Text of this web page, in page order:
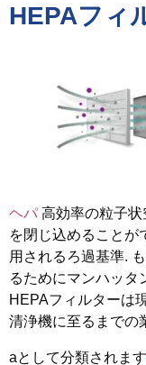
HEPAフィ
ヘパ 高効率の粒子
を閉じ込めることが
用されるろ過基準.
るためにマンハッタ
HEPAフィルターは
清浄機に至るまでの
aとして分類されます